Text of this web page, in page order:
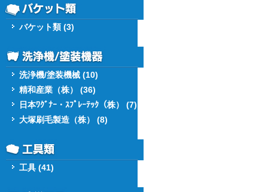
バケット類 (3)
洗浄機/塗装機械 (10)
精和産業（株） (36)
日本ﾜｸﾞﾅｰ・ｽﾌﾟﾚｰﾃｯｸ（株） (7)
大塚刷毛製造（株） (8)
工具 (41)